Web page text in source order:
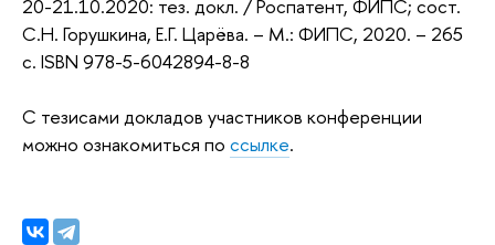
20-21.10.2020: тез. докл. / Роспатент, ФИПС; сост.
С.Н. Горушкина, Е.Г. Царёва. – М.: ФИПС, 2020. – 265
с. ISBN 978-5-6042894-8-8
С тезисами докладов участников конференции
можно ознакомиться по ссылке.